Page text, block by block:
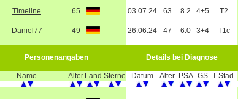
Timeline 65 03.07.24 63 8.2 4+5 T2
Daniel77 49 26.06.24 47 6.0 3+4 T1c
Personenangaben Details bei Diagnose
Name Alter Land Sterne Datum Alter PSA GS T-Stad.